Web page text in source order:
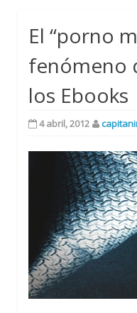
El “porno
fenómeno
los Ebooks
4 abril, 2012